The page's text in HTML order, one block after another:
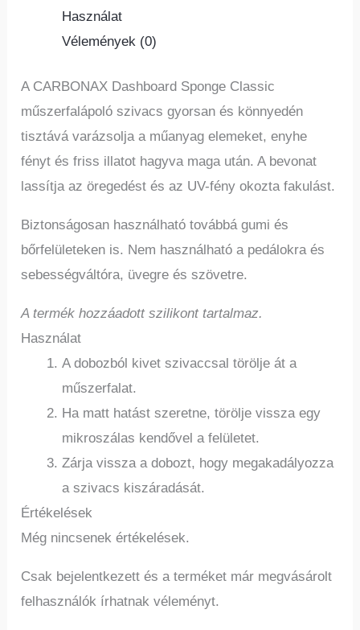
Használat
Vélemények (0)
A CARBONAX Dashboard Sponge Classic
műszerfalápoló szivacs gyorsan és könnyedén
tisztává varázsolja a műanyag elemeket, enyhe
fényt és friss illatot hagyva maga után. A bevonat
lassítja az öregedést és az UV-fény okozta fakulást.
Biztonságosan használható továbbá gumi és
bőrfelületeken is. Nem használható a pedálokra és
sebességváltóra, üvegre és szövetre.
A termék hozzáadott szilikont tartalmaz.
Használat
A dobozból kivet szivaccsal törölje át a
műszerfalat.
Ha matt hatást szeretne, törölje vissza egy
mikroszálas kendővel a felületet.
Zárja vissza a dobozt, hogy megakadályozza
a szivacs kiszáradását.
Értékelések
Még nincsenek értékelések.
Csak bejelentkezett és a terméket már megvásárolt
felhasználók írhatnak véleményt.